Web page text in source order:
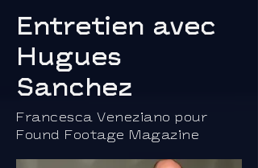
Entretien avec
Hugues
Sanchez
Francesca Veneziano pour
Found Footage Magazine